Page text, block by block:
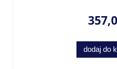
dodaj do